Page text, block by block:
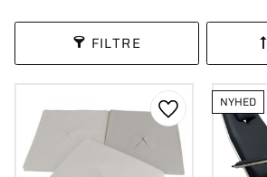
FILTRE
Gem som favorit
NYHED